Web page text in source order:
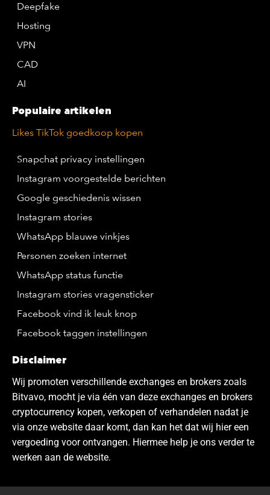
Deepfake
Hosting
VPN
CAD
AI
Populaire artikelen
Likes TikTok goedkoop kopen
Snapchat privacy instellingen
Instagram voorgestelde berichten
Google geschiedenis wissen
Instagram stories
WhatsApp blauwe vinkjes
Personen zoeken internet
WhatsApp status functie
Instagram stories vragensticker
Facebook vind ik leuk knop
Facebook taggen instellingen
Disclaimer
Wij promoten verschillende exchanges en brokers zoals
Bitvavo, mocht je via één van deze exchanges en brokers
cryptocurrency kopen, verkopen of verhandelen nadat je
via onze website daar komt, dan kan het dat wij hier een
vergoeding voor ontvangen. Hiermee help je ons verder te
werken aan de website.